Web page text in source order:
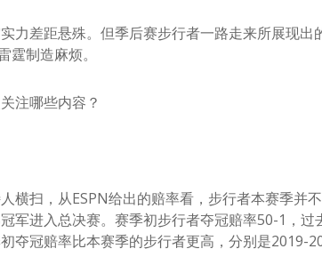
力差距悬殊。但季后赛步行者一路走来所展现出
霆制造麻烦。
注哪些内容？
横扫，从ESPN给出的赔率看，步行者本赛季并
军进入总决赛。赛季初步行者夺冠赔率50-1，过
夺冠赔率比本赛季的步行者更高，分别是2019-